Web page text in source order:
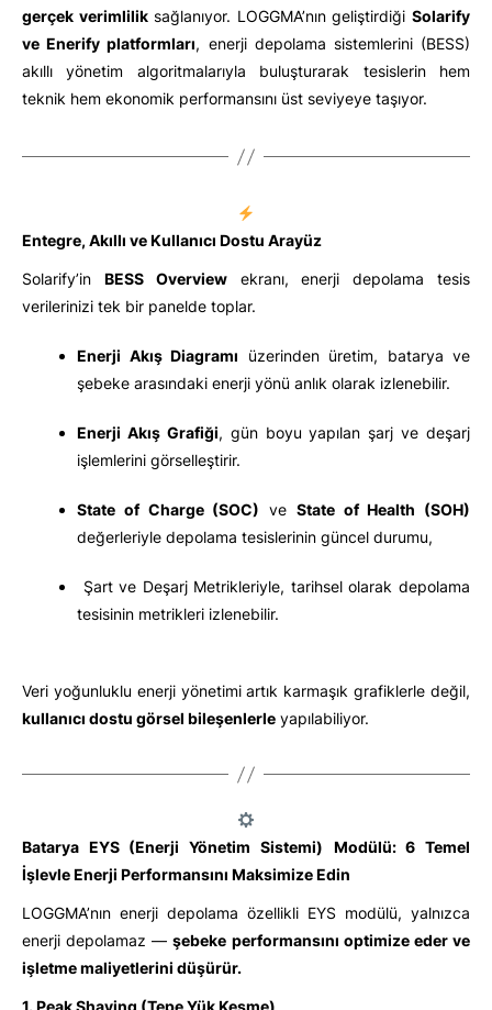
gerçek verimliliksağlanıyor. LOGGMA’nın geliştirdiğiSolarify
ve Enerify platformları, enerji depolama sistemlerini (BESS)
akıllı yönetim algoritmalarıyla buluşturarak tesislerin hem
teknik hem ekonomik performansını üst seviyeye taşıyor.
Entegre, Akıllı ve Kullanıcı Dostu Arayüz
Solarify’in BESS Overviewekranı, enerji depolama tesis
verilerinizi tek bir panelde toplar.
Enerji Akış Diagramı üzerinden üretim, batarya ve
şebeke arasındaki enerji yönü anlık olarak izlenebilir.
Enerji Akış Grafiği, gün boyu yapılan şarj ve deşarj
işlemlerini görselleştirir.
State of Charge (SOC) ve State of Health (SOH)
değerleriyle depolama tesislerinin güncel durumu,
Şart ve Deşarj Metrikleriyle, tarihsel olarak depolama
tesisinin metrikleri izlenebilir.
Veri yoğunluklu enerji yönetimi artık karmaşık grafiklerle değil,
kullanıcı dostu görsel bileşenlerle yapılabiliyor.
Batarya EYS (Enerji Yönetim Sistemi)
Modülü: 6 Temel
İşlevle Enerji Performansını Maksimize Edin
LOGGMA’nın enerji depolama özellikli EYS modülü, yalnızca
enerji depolamaz —şebeke performansını optimize eder ve
işletme maliyetlerini düşürür.